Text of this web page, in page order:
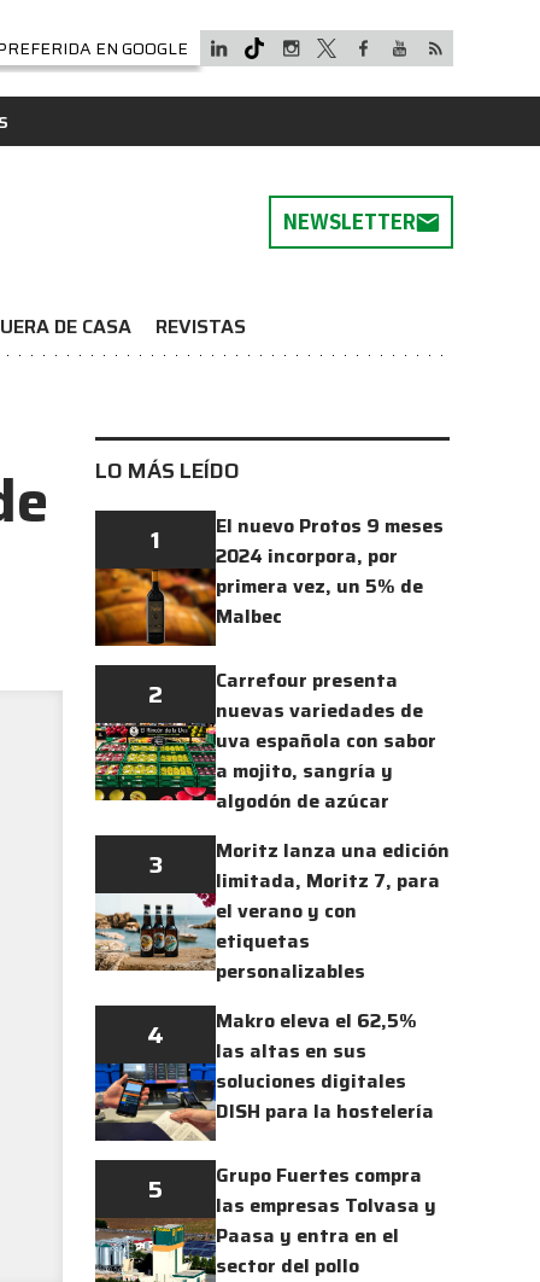
EN GOOGLE
NEWSLETTER
DE CASA REVISTAS
LO MÁS LEÍDO
1
El nuevo Protos 9 meses
2024 incorpora, por
primera vez, un 5% de
Malbec
2
Carrefour presenta
nuevas variedades de
uva española con sabor
a mojito, sangría y
algodón de azúcar
3
Moritz lanza una edición
limitada, Moritz 7, para
el verano y con
etiquetas
personalizables
4
Makro eleva el 62,5%
las altas en sus
soluciones digitales
DISH para la hostelería
5
Grupo Fuertes compra
las empresas Tolvasa y
Paasa y entra en el
sector del pollo